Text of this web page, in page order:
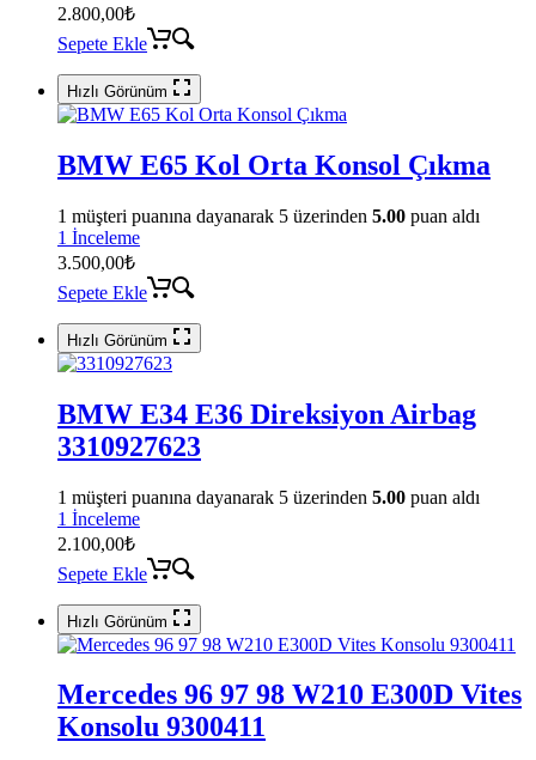
2.800,00₺
Sepete Ekle
Hızlı Görünüm
BMW E65 Kol Orta Konsol Çıkma
1 müşteri puanına dayanarak 5 üzerinden 5.00 puan aldı
1 İnceleme
3.500,00₺
Sepete Ekle
Hızlı Görünüm
BMW E34 E36 Direksiyon Airbag
3310927623
1 müşteri puanına dayanarak 5 üzerinden 5.00 puan aldı
1 İnceleme
2.100,00₺
Sepete Ekle
Hızlı Görünüm
Mercedes 96 97 98 W210 E300D Vites
Konsolu 9300411